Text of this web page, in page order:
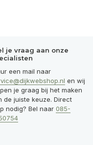
je vraag aan onze
een mail naar
en wij
je graag bij het maken
de juiste keuze. Direct
nodig? Bel naar 085-